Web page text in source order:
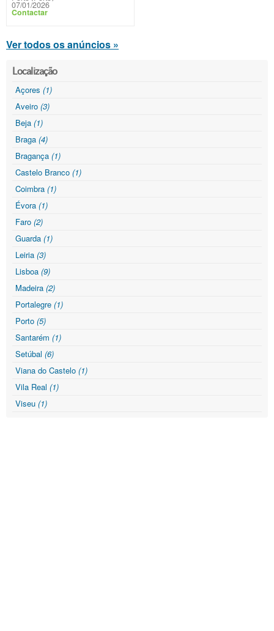
07/01/2026
Contactar
Ver todos os anúncios »
Localização
Açores (1)
Aveiro (3)
Beja (1)
Braga (4)
Bragança (1)
Castelo Branco (1)
Coimbra (1)
Évora (1)
Faro (2)
Guarda (1)
Leiria (3)
Lisboa (9)
Madeira (2)
Portalegre (1)
Porto (5)
Santarém (1)
Setúbal (6)
Viana do Castelo (1)
Vila Real (1)
Viseu (1)